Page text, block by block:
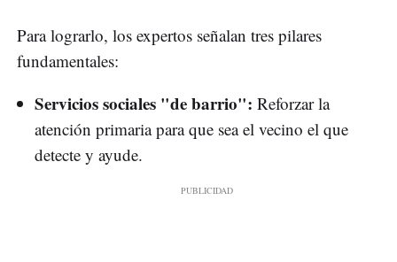
Para lograrlo, los expertos señalan tres pilares
fundamentales:
Servicios sociales "de barrio": Reforzar la
atención primaria para que sea el vecino el que
detecte y ayude.